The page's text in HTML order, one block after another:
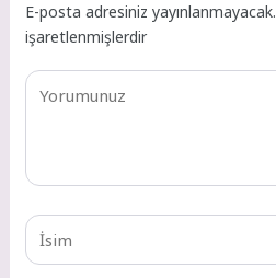
E-posta adresiniz yayınlanmayacak.
işaretlenmişlerdir